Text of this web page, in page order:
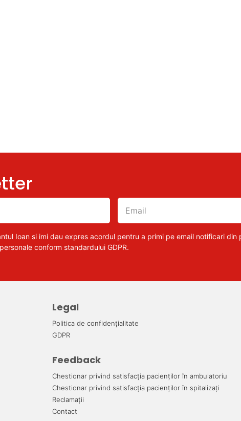
Ioan si imi dau expres acordul pentru a primi pe email notificari
conform standardului GDPR.
Legal
Politica de confidențialitate
GDPR
Feedback
Chestionar privind satisfacția pacienților în ambulatoriu
Chestionar privind satisfacția pacienților în spitalizați
Reclamații
Contact